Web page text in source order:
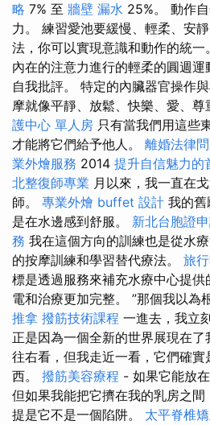
略 7% 至 牆壁 漏水 25%。 動作
力。 練習愛池要緩慢、輕柔、安
法，你可以實現意識和動作的統一
內在的注意力進行的輕柔的圓週
自我批評。 特定的內臟器官操作
摩就像平靜、放鬆、快樂、愛、尊
護中心 單人房 只有當我們用這些
才能將它們給予他人。 離婚法律
業外燴服務 2014 提升自信魅力的
北整復師專業 月以來，我一直在
師。 專業外燴 buffet 設計 我的
是在水邊感到舒服。 新北台胞證
務 我在這個方向的訓練也是從水
的按摩訓練和學習替代療法。 旅
標是透過服務來補充水療中心提
電和治療更加完整。 ”那個我以為
推拿 撥筋技術課程 一進去，我立
正是因為一個全新的世界展現在了
往右看，但我走近一看，它們確
西。 撥筋美容療程 - 如果它能放
但如果我能把它擠在我的乳房之
提是它不是一個陷阱。 太平脊椎